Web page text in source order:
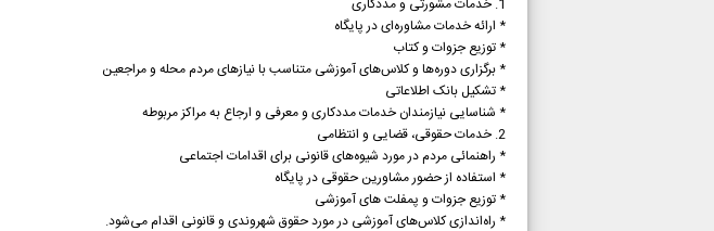
1. خدمات مشورتی و مددکاری
* ارائه خدمات مشاوره‌ای در پایگاه
* توزیع جزوات و کتاب
* برگزاری دوره‌ها و کلاس‌های آموزشی متناسب با نیاز‌های مردم محله و مراجعین
* تشکیل بانک اطلاعاتی
* شناسایی نیازمندان خدمات مددکاری و معرفی و ارجاع به مراکز مربوطه
2. خدمات حقوقی، قضایی و انتظامی
* راهنمائی مردم در مورد شیوه‌های قانونی برای اقدامات اجتماعی
* استفاده از حضور مشاورین حقوقی در پایگاه
* توزیع جزوات و پمفلت های آموزشی
* راه‌اندازی کلاس‌های آموزشی در مورد حقوق شهروندی و قانونی اقدام می‌شود.